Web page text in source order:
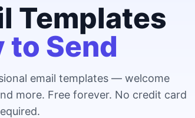
Templates
to Send
email templates — welcome
more. Free forever. No credit card